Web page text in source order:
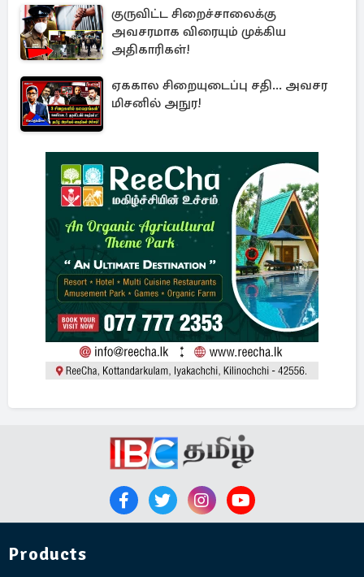
குருவிட்ட சிறைச்சாலைக்கு
அவசரமாக விரையும் முக்கிய
அதிகாரிகள்!
ஏககால சிறையுடைப்பு சதி... அவசர
மிசனில் அநுர!
Products